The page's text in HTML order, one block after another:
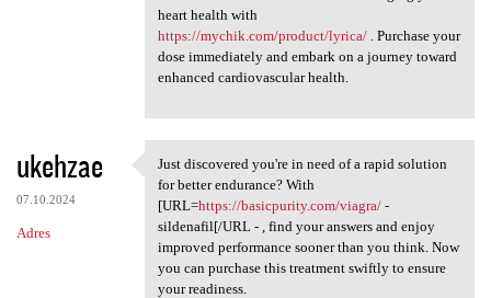
heart health with
https://mychik.com/product/lyrica/. Purchase your
dose immediately and embark on a journey toward
enhanced cardiovascular health.
ukehzae
07.10.2024
Adres
Just discovered you're in
Just discovered you're in need of a rapid solution
for better endurance? With
[URL=https://basicpurity.com/viagra/-
sildenafil[/URL - , find your answers and enjoy
improved performance sooner than you think. Now
you can purchase this treatment swiftly to ensure
your readiness.